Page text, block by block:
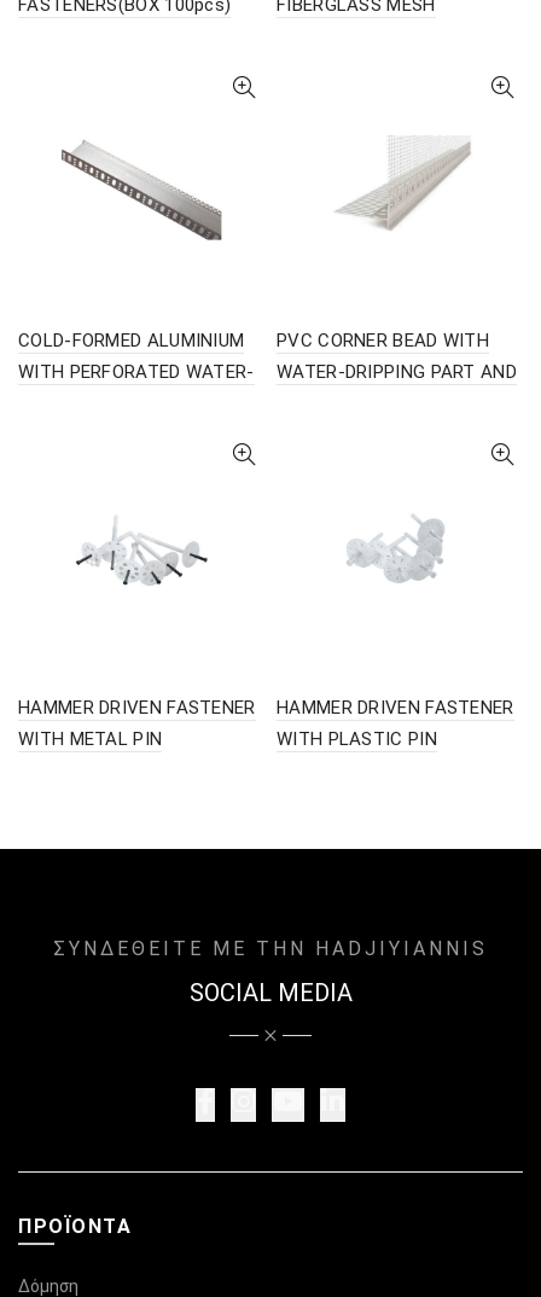
FASTENERS(BOX 100pcs) FIBERGLASS MESH
COLD-FORMED ALUMINIUM
WITH PERFORATED WATER-
PVC CORNER BEAD WITH
WATER-DRIPPING PART AND
HAMMER DRIVEN FASTENER
WITH METAL PIN
HAMMER DRIVEN FASTENER
WITH PLASTIC PIN
ΣΥΝΔΕΘΕΙΤΕ ΜΕ ΤΗΝ HADJIYIANNIS
SOCIAL MEDIA
ΠΡΟΪΌΝΤΑ
Δόμηση